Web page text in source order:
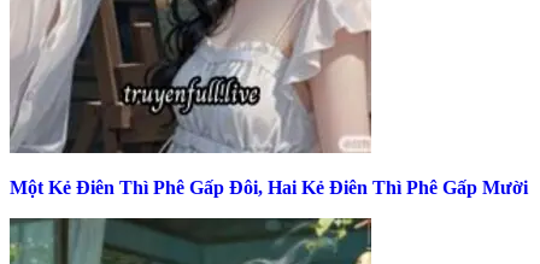
Một Kẻ Điên Thì Phê Gấp Đôi, Hai Kẻ Điên Thì Phê Gấp Mười